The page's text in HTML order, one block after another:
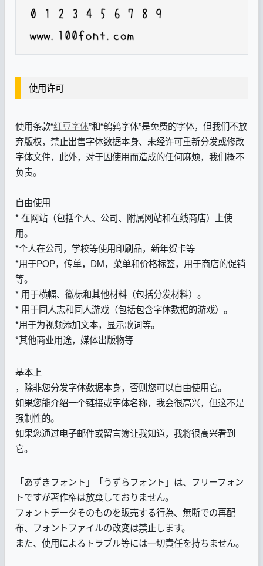
使用许可
使用条款“红豆字体”和“鹌鹑字体”是免费的字体，但我们不放
弃版权，禁止出售字体数据本身、未经许可重新分发或修改
字体文件，此外，对于因使用而造成的任何麻烦，我们概不
负责。
自由使用
* 在网站（包括个人、公司、附属网站和在线商店）上使
用。
*个人在公司，学校等使用印刷品，新年贺卡等
*用于POP，传单，DM，菜单和价格标签，用于商店的促销
等。
* 用于横幅、徽标和其他材料（包括分发材料）。
* 用于同人志和同人游戏（包括包含字体数据的游戏）。
*用于为视频添加文本，显示歌词等。
*其他商业用途，媒体出版物等
基本上
，除非您分发字体数据本身，否则您可以自由使用它。
如果您能介绍一个链接或字体名称，我会很高兴，但这不是
强制性的。
如果您通过电子邮件或留言簿让我知道，我将很高兴看到
它。
「あずきフォント」「うずらフォント」は、フリーフォン
トですが著作権は放棄しておりません。
フォントデータそのものを販売する行為、無断での再配
布、フォントファイルの改変は禁止します。
また、使用によるトラブル等には一切責任を持ちません。